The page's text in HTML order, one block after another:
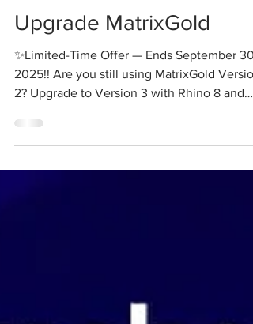
Limited-Time Offer
Upgrade MatrixGold
✨Limited-Time Offer — Ends September 30,
2025!! Are you still using MatrixGold
2? Upgrade to Version 3 with Rhino 8 and